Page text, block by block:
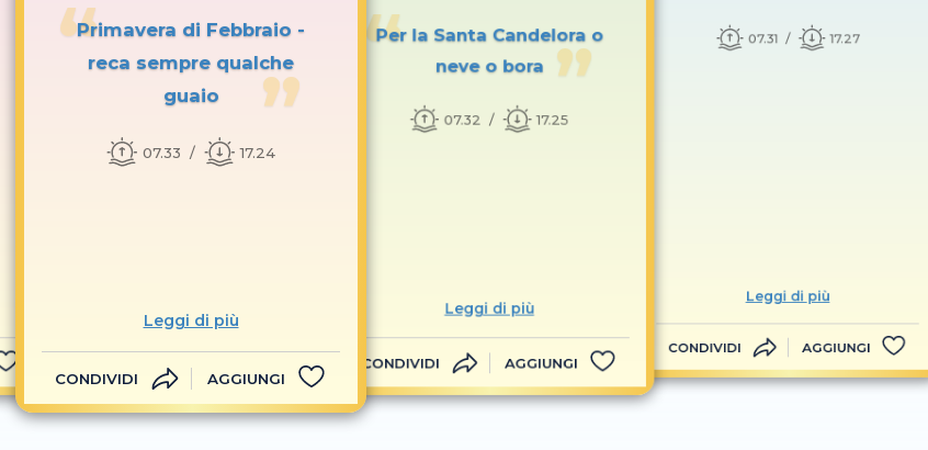
Primavera di Febbraio -
reca sempre qualche
guaio
07.33 17.24
Leggi di più
CONDIVIDI AGGIUNGI
Per la Santa Candelora o
neve o bora
07.32 17.25
Leggi di più
CONDIVIDI AGGIUNGI
07.31 17.27
Leggi di più
CONDIVIDI AGGIUNGI